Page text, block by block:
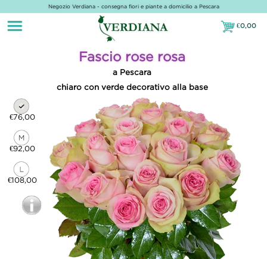
Negozio Verdiana - consegna fiori e piante a domicilio a Pescara
€0,00
€0,00
Fascio rose rosa
a Pescara
chiaro con verde decorativo alla base
€76,00
€92,00
€108,00